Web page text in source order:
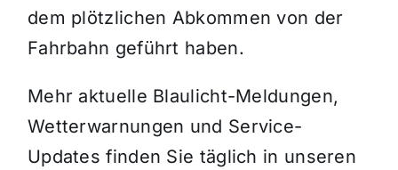
dem plötzlichen Abkommen von der
Fahrbahn geführt haben.
Mehr aktuelle Blaulicht-Meldungen,
Wetterwarnungen und Service-
Updates finden Sie täglich in unseren